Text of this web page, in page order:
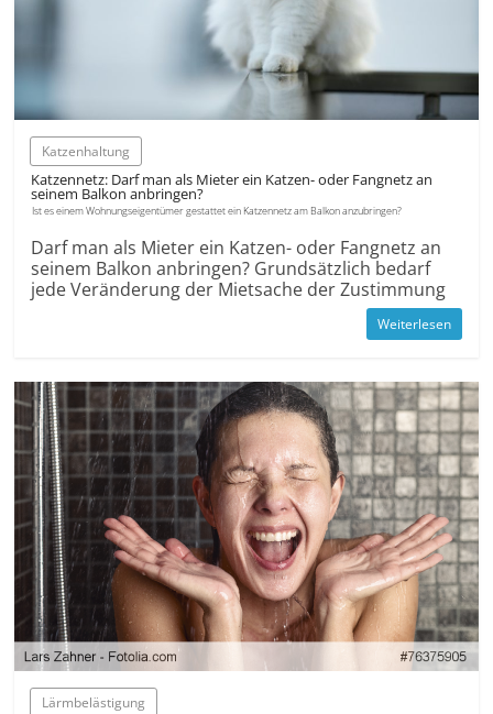
Katzenhaltung
Katzennetz: Darf man als Mieter ein Katzen- oder Fangnetz an
seinem Balkon anbringen?
Ist es einem Wohnungs­eigentümer gestattet ein Katzennetz am Balkon anzubringen?
Darf man als Mieter ein Katzen- oder Fangnetz an
seinem Balkon anbringen? Grund­sätzlich bedarf
jede Ver­änderung der Mietsache der Zustimmung
Weiterlesen
Lärm­belästigung